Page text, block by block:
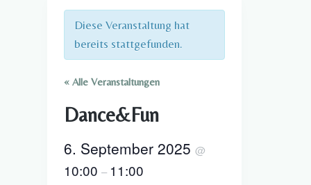
Diese Veranstaltung hat
bereits stattgefunden.
« Alle Veranstaltungen
Dance&Fun
6. September 2025 @
10:00 – 11:00